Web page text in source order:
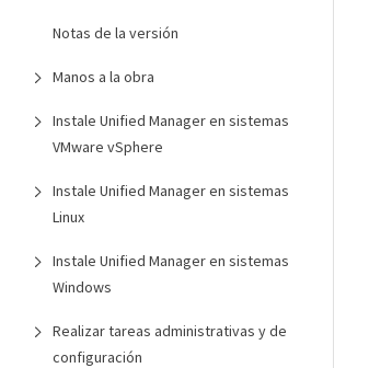
Notas de la versión
Manos a la obra
Instale Unified Manager en sistemas
VMware vSphere
Instale Unified Manager en sistemas
Linux
Instale Unified Manager en sistemas
Windows
Realizar tareas administrativas y de
configuración